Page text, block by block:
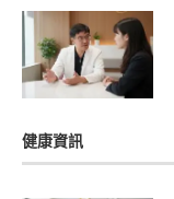
健康資訊